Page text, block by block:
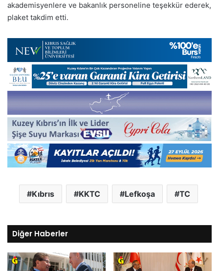
akademisyenlere ve bakanlık personeline teşekkür ederek,
plaket takdim etti.
Kıbrıs KKTC Lefkoşa TC
Diğer Haberler